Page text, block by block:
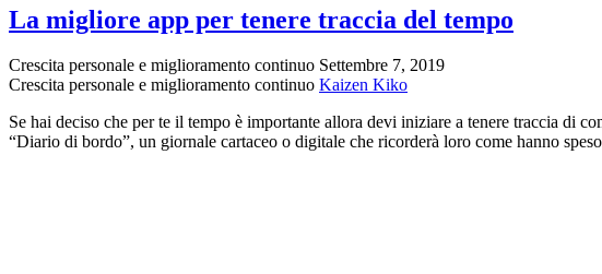
persona
costante?
La migliore app per tenere traccia del tempo
Crescita personale e miglioramento continuo Settembre 7, 2019
Crescita personale e miglioramento continuo Kaizen Kiko
Se hai deciso che per te il tempo è importante allora devi iniziare a tenere traccia di
“Diario di bordo”, un giornale cartaceo o digitale che ricorderà loro come hanno